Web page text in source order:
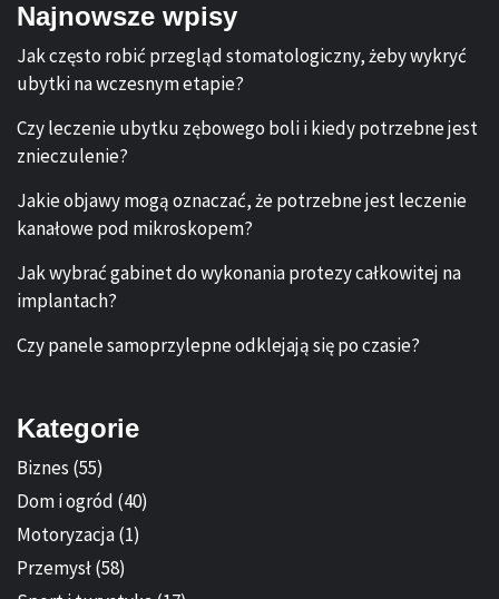
Najnowsze wpisy
Jak często robić przegląd stomatologiczny, żeby wykryć
ubytki na wczesnym etapie?
Czy leczenie ubytku zębowego boli i kiedy potrzebne jest
znieczulenie?
Jakie objawy mogą oznaczać, że potrzebne jest leczenie
kanałowe pod mikroskopem?
Jak wybrać gabinet do wykonania protezy całkowitej na
implantach?
Czy panele samoprzylepne odklejają się po czasie?
Kategorie
Biznes (55)
Dom i ogród (40)
Motoryzacja(1)
Przemysł(58)